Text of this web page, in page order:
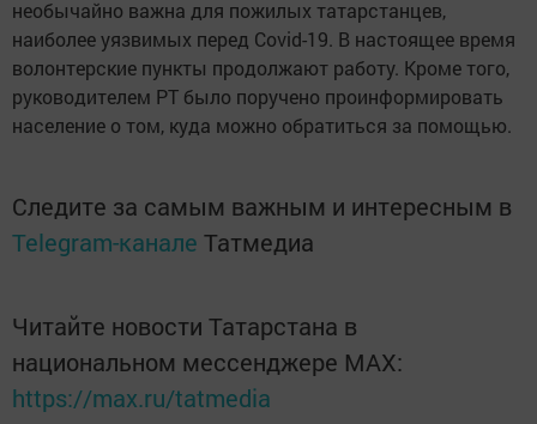
необычайно важна для пожилых татарстанцев,
наиболее уязвимых перед Covid-19. В настоящее время
волонтерские пункты продолжают работу. Кроме того,
руководителем РТ было поручено проинформировать
население о том, куда можно обратиться за помощью.
Следите за самым важным и интересным в
Telegram-канале Татмедиа
Читайте новости Татарстана в
национальном мессенджере MАХ:
https://max.ru/tatmedia